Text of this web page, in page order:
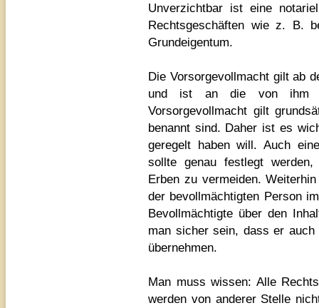
Unverzichtbar ist eine
Rechtsgeschäften wie z. B.
Grundeigentum.
Die Vorsorgevollmacht gilt ab
und ist an die von ihm
Vorsorgevollmacht gilt
benannt sind. Daher ist es
geregelt haben will. Auch
sollte genau festlegt
Erben zu vermeiden.
der bevollmächtigten Person
Bevollmächtigte über den
man sicher sein, dass er
übernehmen.
Man muss wissen: Alle
werden von anderer Stelle